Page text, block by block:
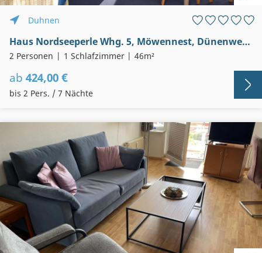
Duhnen
Haus Nordseeperle Whg. 5, Möwennest, Dünenweg 15, Cuxhaven-Duhnen, Seesicht
2 Personen 1 Schlafzimmer 46m²
ab 424,00 €
bis 2 Pers. / 7 Nächte